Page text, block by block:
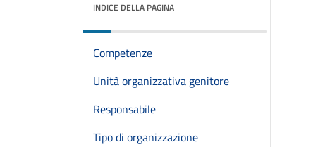
INDICE DELLA PAGINA
Competenze
Unità organizzativa genitore
Responsabile
Tipo di organizzazione